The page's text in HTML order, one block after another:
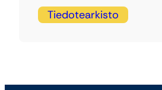
Tiedotearkisto